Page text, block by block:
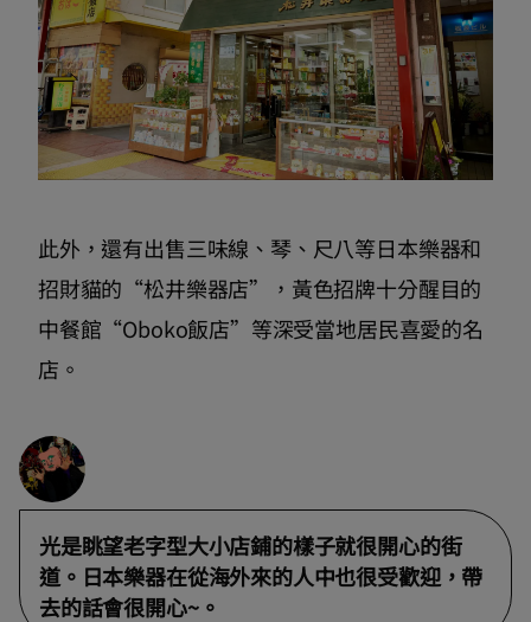
此外，還有出售三味線、琴、尺八等日本樂器和
招財貓的“松井樂器店”，黃色招牌十分醒目的
中餐館“Oboko飯店”等深受當地居民喜愛的名
店。
光是眺望老字型大小店鋪的樣子就很開心的街
道。日本樂器在從海外來的人中也很受歡迎，帶
去的話會很開心~。